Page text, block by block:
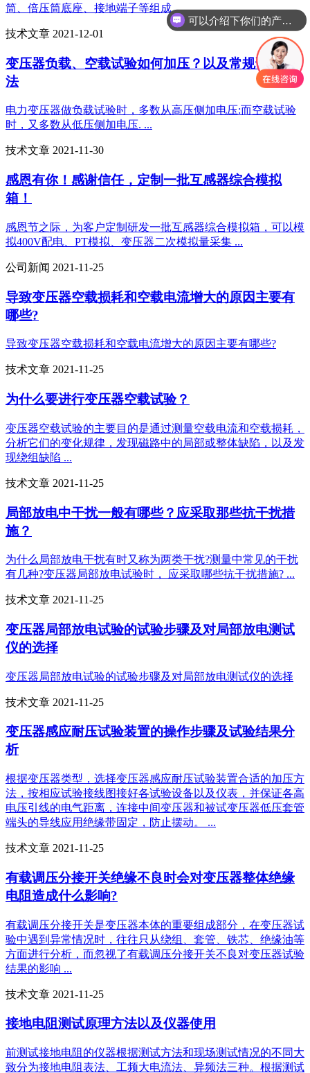
筒、倍压筒底座、接地端子等组成 ...
技术文章 2021-12-01
变压器负载、空载试验如何加压？以及常规试验方
法
电力变压器做负载试验时，多数从高压侧加电压:而空载试验
时，又多数从低压侧加电压. ...
技术文章 2021-11-30
感恩有你！感谢信任，定制一批互感器综合模拟
箱！
感恩节之际，为客户定制研发一批互感器综合模拟箱，可以模
拟400V配电、PT模拟、变压器二次模拟量采集 ...
公司新闻 2021-11-25
导致变压器空载损耗和空载电流增大的原因主要有
哪些?
导致变压器空载损耗和空载电流增大的原因主要有哪些?
技术文章 2021-11-25
为什么要进行变压器空载试验？
变压器空载试验的主要目的是通过测量空载电流和空载损耗，
分析它们的变化规律，发现磁路中的局部或整体缺陷，以及发
现绕组缺陷 ...
技术文章 2021-11-25
局部放电中干扰一般有哪些？应采取那些抗干扰措
施？
为什么局部放电干扰有时又称为两类干扰?测量中常见的干扰
有几种?变压器局部放电试验时， 应采取哪些抗干扰措施? ...
技术文章 2021-11-25
变压器局部放电试验的试验步骤及对局部放电测试
仪的选择
变压器局部放电试验的试验步骤及对局部放电测试仪的选择
技术文章 2021-11-25
变压器感应耐压试验装置的操作步骤及试验结果分
析
根据变压器类型，选择变压器感应耐压试验装置合适的加压方
法，按相应试验接线图接好各试验设备以及仪表，并保证各高
电压引线的电气距离，连接中间变压器和被试变压器低压套管
端头的导线应用绝缘带固定，防止摆动。 ...
技术文章 2021-11-25
有载调压分接开关绝缘不良时会对变压器整体绝缘
电阻造成什么影响?
有载调压分接开关是变压器本体的重要组成部分，在变压器试
验中遇到异常情况时，往往只从绕组、套管、铁芯、绝缘油等
方面进行分析，而忽视了有载调压分接开关不良对变压器试验
结果的影响 ...
技术文章 2021-11-25
接地电阻测试原理方法以及仪器使用
前测试接地电阻的仪器根据测试方法和现场测试情况的不同大
致分为接地电阻表法、工频大电流法、异频法三种。根据测试
可以介绍下你们的产品么